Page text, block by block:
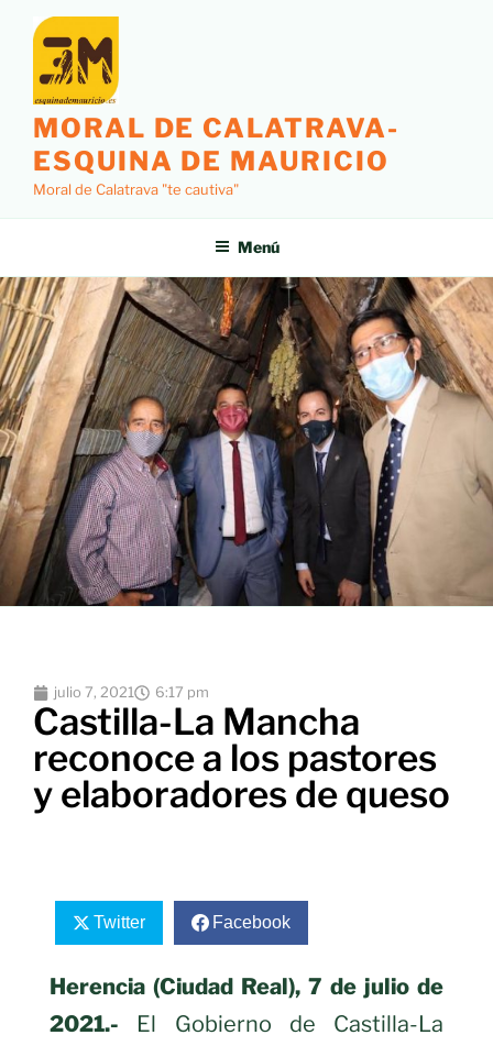
MORAL DE CALATRAVA-
ESQUINA DE MAURICIO
Moral de Calatrava "te cautiva"
Menú
julio 7, 2021 6:17 pm
Castilla-La Mancha
reconoce a los pastores
y elaboradores de queso
Twitter Facebook
Herencia (Ciudad Real), 7 de julio de
2021.- El Gobierno de Castilla-La